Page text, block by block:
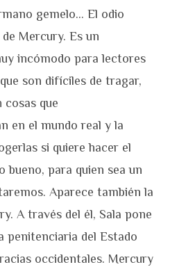
gemelo… El odio
Mercury. Es un
incómodo para lectores
son difíciles de tragar,
que
en el mundo real y la
si quiere hacer el
bueno, para quien sea un
Aparece también la
A través del él, Sala pone
penitenciaria del Estado
occidentales. Mercury